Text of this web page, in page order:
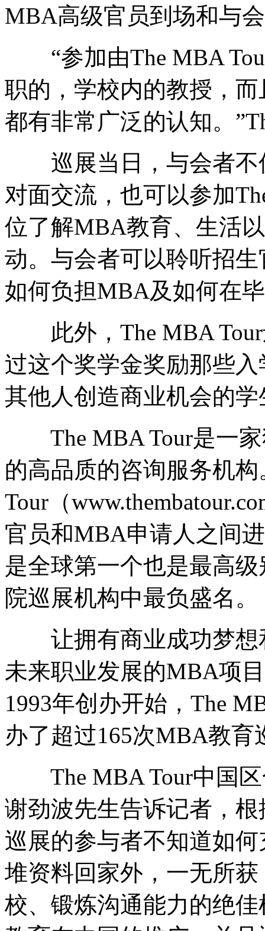
MBA高级官员到场和与
“参加由The MBA
职的，学校内的教授，
都有非常广泛的认知。
巡展当日，与会者不
对面交流，也可以参加
位了解MBA教育、生活
动。与会者可以聆听招
如何负担MBA及如何在
此外，The MBA Tour
过这个奖学金奖励那些
其他人创造商业机会的学
The MBA Tour是一家
的高品质的咨询服务机
Tour（
官员和MBA申请人之间
是全球第一个也是最高
院巡展机构中最负盛名。
让拥有商业成功梦想
未来职业发展的MBA项
1993年创办开始，The
办了超过165次MBA教育
The MBA Tour中国区
谢劲波先生告诉记者，
巡展的参与者不知道如
堆资料回家外，一无所
校、锻炼沟通能力的绝